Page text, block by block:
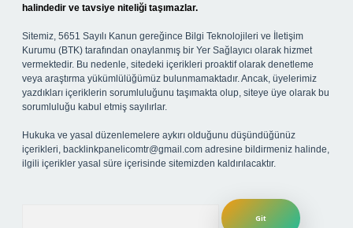
halindedir ve tavsiye niteliği taşımazlar.
Sitemiz, 5651 Sayılı Kanun gereğince Bilgi Teknolojileri ve İletişim
Kurumu (BTK) tarafından onaylanmış bir Yer Sağlayıcı olarak hizmet
vermektedir. Bu nedenle, sitedeki içerikleri proaktif olarak denetleme
veya araştırma yükümlülüğümüz bulunmamaktadır. Ancak, üyelerimiz
yazdıkları içeriklerin sorumluluğunu taşımakta olup, siteye üye olarak bu
sorumluluğu kabul etmiş sayılırlar.
Hukuka ve yasal düzenlemelere aykırı olduğunu düşündüğünüz
içerikleri, backlinkpanelicomtr@gmail.com adresine bildirmeniz halinde,
ilgili içerikler yasal süre içerisinde sitemizden kaldırılacaktır.